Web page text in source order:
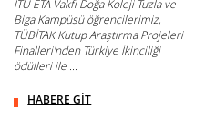
İTÜ ETA Vakfı Doğa Koleji Tuzla ve
Biga Kampüsü öğrencilerimiz,
TÜBİTAK Kutup Araştırma Projeleri
Finalleri'nden Türkiye İkinciliği
ödülleri ile ...
HABERE GİT